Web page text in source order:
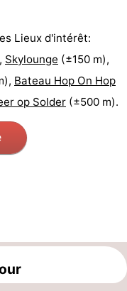
Lieux d'intérêt:
Skylounge (±150 m),
Bateau Hop On Hop
op Solder (±500 m).